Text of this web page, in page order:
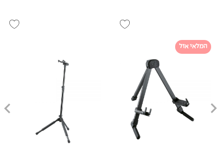
המלאי אזל